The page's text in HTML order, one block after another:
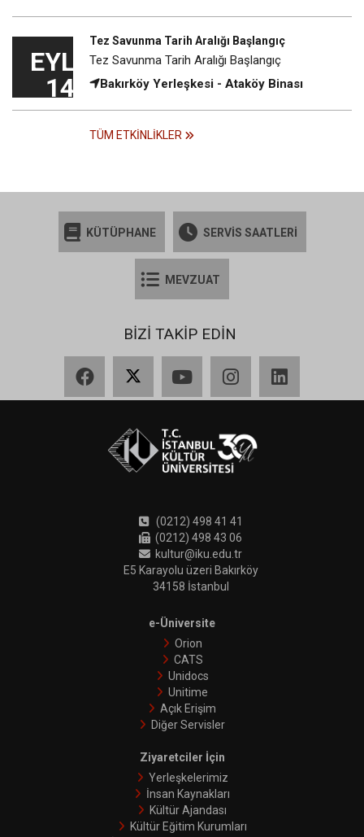
EYL
14
Tez Savunma Tarih Aralığı Başlangıç
Tez Savunma Tarih Aralığı Başlangıç
Bakırköy Yerleşkesi - Ataköy Binası
TÜM ETKINLIKLER
KÜTÜPHANE SERVİS SAATLERİ
MEVZUAT
BİZİ TAKİP EDİN
(0212) 498 41 41
(0212) 498 43 06
kultur@iku.edu.tr
E5 Karayolu üzeri Bakırköy
34158 İstanbul
e-Üniversite
Orion
CATS
Unidocs
Unitime
Açık Erişim
Diğer Servisler
Ziyaretciler İçin
Yerleşkelerimiz
İnsan Kaynakları
Kültür Ajandası
Kültür Eğitim Kurumları